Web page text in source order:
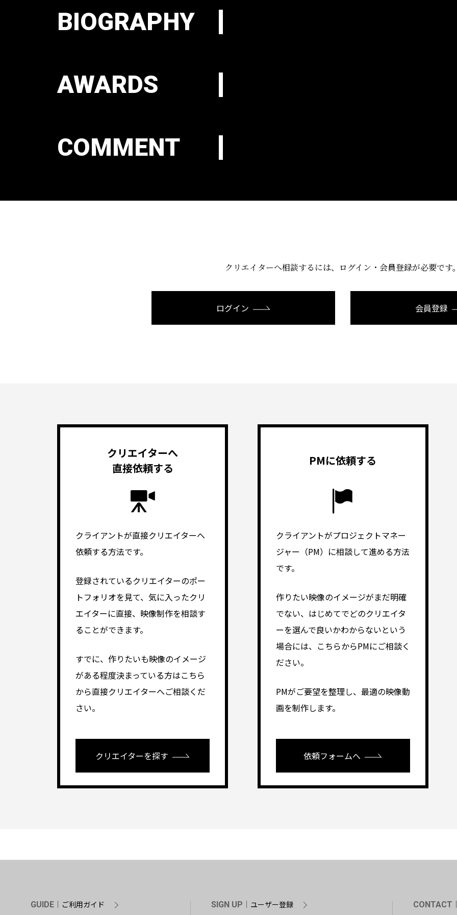
BIOGRAPHY
AWARDS
COMMENT
クリエイターへ相談するには、 ログイン・会員登録が必要です。
ログイン 会員登録
クリエイターへ
直接依頼する
クライアントが直接クリエイターへ
依頼する方法です。
登録されているクリエイターのポー
トフォリオを見て、気に入ったクリ
エイターに直接、映像制作を相談す
ることができます。
すでに、作りたいも映像のイメージ
がある程度決まっている方はこちら
から直接クリエイターへご相談くだ
さい。
クリエイターを探す
PMに依頼する
クライアントがプロジェクトマネー
ジャー（PM）に相談して進める方法
です。
作りたい映像のイメージがまだ明確
でない、はじめてでどのクリエイタ
ーを選んで良いかわからないという
場合には、こちらからPMにご相談く
ださい。
PMがご要望を整理し、最適の映像動
画を制作します。
依頼フォームへ
GUIDE ご利用ガイド SIGN UP ユーザー登録 CONTACT